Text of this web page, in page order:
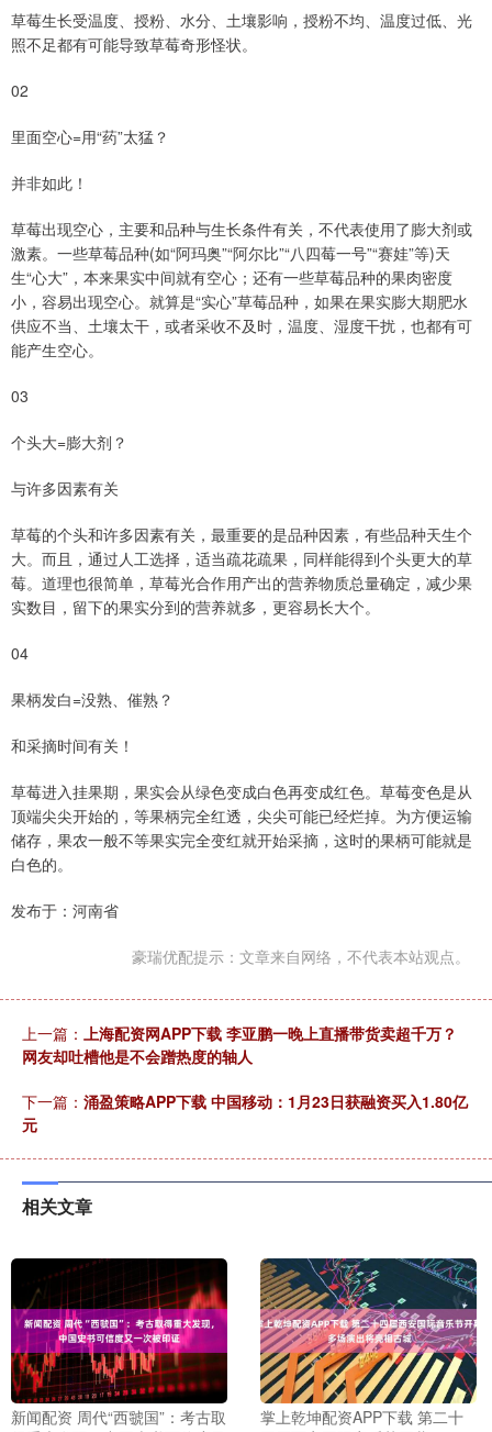
草莓生长受温度、授粉、水分、土壤影响，授粉不均、温度过低、光
照不足都有可能导致草莓奇形怪状。
02
里面空心=用“药”太猛？
并非如此！
草莓出现空心，主要和品种与生长条件有关，不代表使用了膨大剂或
激素。一些草莓品种(如“阿玛奥”“阿尔比”“八四莓一号”“赛娃”等)天
生“心大”，本来果实中间就有空心；还有一些草莓品种的果肉密度
小，容易出现空心。就算是“实心”草莓品种，如果在果实膨大期肥水
供应不当、土壤太干，或者采收不及时，温度、湿度干扰，也都有可
能产生空心。
03
个头大=膨大剂？
与许多因素有关
草莓的个头和许多因素有关，最重要的是品种因素，有些品种天生个
大。而且，通过人工选择，适当疏花疏果，同样能得到个头更大的草
莓。道理也很简单，草莓光合作用产出的营养物质总量确定，减少果
实数目，留下的果实分到的营养就多，更容易长大个。
04
果柄发白=没熟、催熟？
和采摘时间有关！
草莓进入挂果期，果实会从绿色变成白色再变成红色。草莓变色是从
顶端尖尖开始的，等果柄完全红透，尖尖可能已经烂掉。为方便运输
储存，果农一般不等果实完全变红就开始采摘，这时的果柄可能就是
白色的。
发布于：河南省
豪瑞优配提示：文章来自网络，不代表本站观点。
上一篇： 上海配资网APP下载 李亚鹏一晚上直播带货卖超千万？
网友却吐槽他是不会蹭热度的轴人
下一篇： 涌盈策略APP下载 中国移动：1月23日获融资买入1.80亿
元
相关文章
新闻配资 周代“西虢国”：考古取
掌上乾坤配资APP下载 第二十